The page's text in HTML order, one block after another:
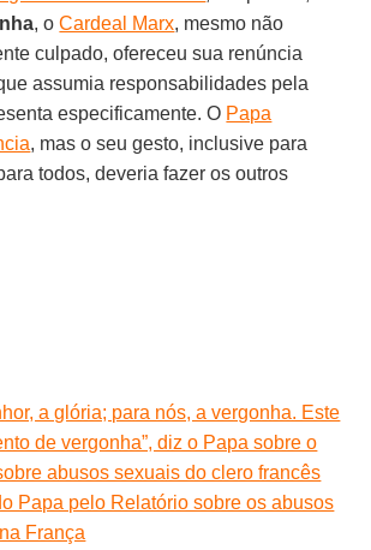
, oCardeal Marx, mesmo não
culpado, ofereceu sua renúncia
assumia responsabilidades pela
especificamente. O Papa
, mas o seu gesto, inclusive para
todos, deveria fazer os outros
a glória; para nós, a vergonha. Este
de vergonha”, diz o Papa sobre o
abusos sexuais do clero francês
Papa pelo Relatório sobre os abusos
França